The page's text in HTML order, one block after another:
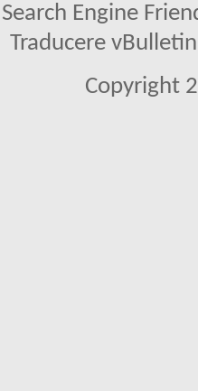
Search Engine
Traducere
Copyright